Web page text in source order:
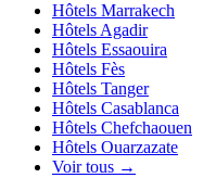
Hôtels Marrakech
Hôtels Agadir
Hôtels Essaouira
Hôtels Fès
Hôtels Tanger
Hôtels Casablanca
Hôtels Chefchaouen
Hôtels Ouarzazate
Voir tous →